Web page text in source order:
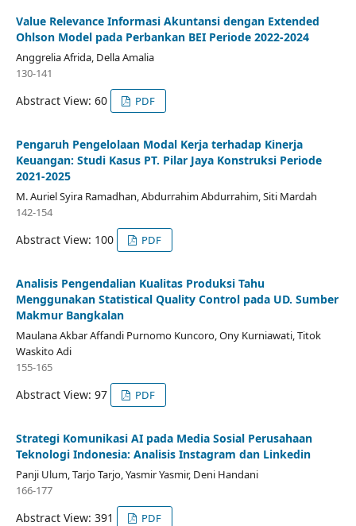
Value Relevance Informasi Akuntansi dengan Extended
Ohlson Model pada Perbankan BEI Periode 2022-2024
Anggrelia Afrida, Della Amalia
130-141
Abstract View: 60 PDF
Pengaruh Pengelolaan Modal Kerja terhadap Kinerja
Keuangan: Studi Kasus PT. Pilar Jaya Konstruksi Periode
2021-2025
M. Auriel Syira Ramadhan, Abdurrahim Abdurrahim, Siti Mardah
142-154
Abstract View: 100 PDF
Analisis Pengendalian Kualitas Produksi Tahu
Menggunakan Statistical Quality Control pada UD. Sumber
Makmur Bangkalan
Maulana Akbar Affandi Purnomo Kuncoro, Ony Kurniawati, Titok
Waskito Adi
155-165
Abstract View: 97 PDF
Strategi Komunikasi AI pada Media Sosial Perusahaan
Teknologi Indonesia: Analisis Instagram dan Linkedin
Panji Ulum, Tarjo Tarjo, Yasmir Yasmir, Deni Handani
166-177
Abstract View: 391 PDF